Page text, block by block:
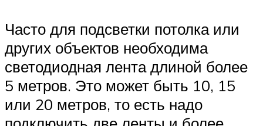
Часто для подсветки потолка или
других объектов необходима
светодиодная лента длиной более
5 метров. Это может быть 10, 15
или 20 метров, то есть надо